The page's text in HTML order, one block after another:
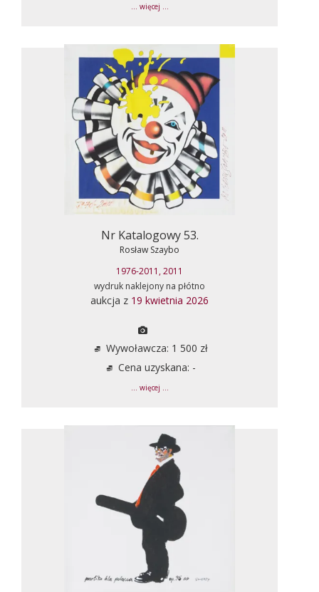
... więcej ...
Nr Katalogowy 53.
Rosław Szaybo
1976-2011, 2011
wydruk naklejony na płótno
aukcja z 19 kwietnia 2026
Wywoławcza: 1 500 zł
Cena uzyskana: -
... więcej ...